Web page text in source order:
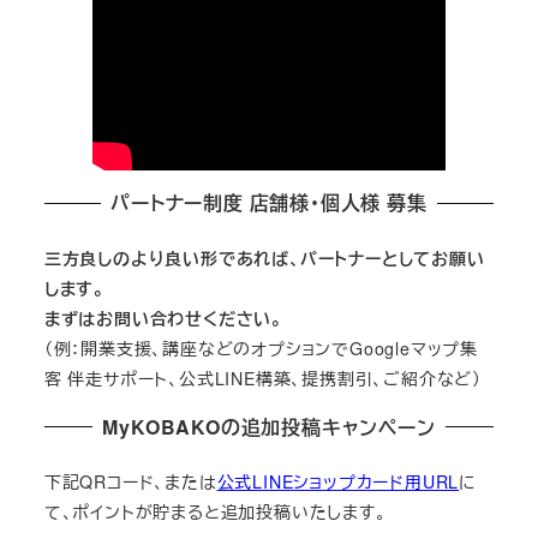
パートナー制度 店舗様・個人様 募集
三方良しのより良い形であれば、パートナーとしてお願い
します。
まずはお問い合わせください。
（例：開業支援、講座などのオプションでGoogleマップ集
客 伴走サポート、公式LINE構築、提携割引、ご紹介など）
MyKOBAKOの追加投稿キャンペーン
下記QRコード、または公式LINEショップカード用URLに
て、ポイントが貯まると追加投稿いたします。